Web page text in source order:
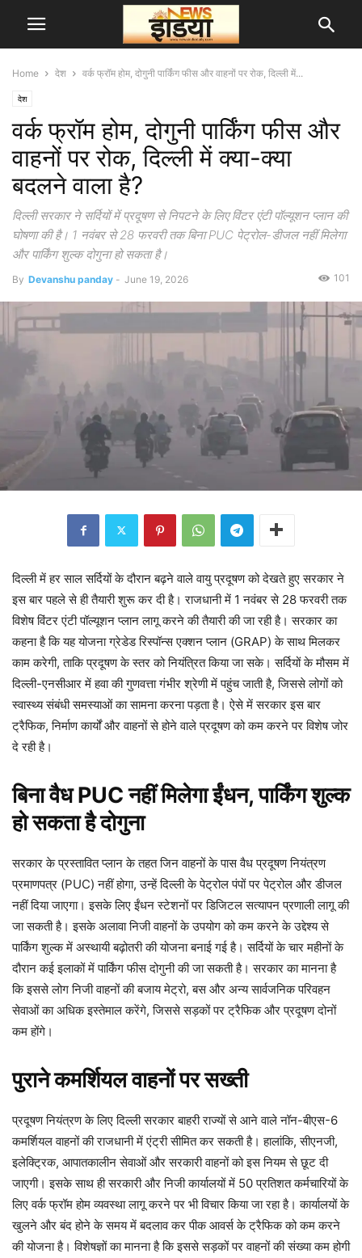
Home देश वर्क फ्रॉम होम, दोगुनी पार्किंग फीस और वाहनों पर रोक, दिल्ली में...
देश
वर्क फ्रॉम होम, दोगुनी पार्किंग फीस और
वाहनों पर रोक, दिल्ली में क्या-क्या
बदलने वाला है?
दिल्ली सरकार ने सर्दियों में प्रदूषण से निपटने के लिए विंटर एंटी पॉल्यूशन प्लान की
घोषणा की है। 1 नवंबर से 28 फरवरी तक बिना PUC पेट्रोल-डीजल नहीं मिलेगा
और पार्किंग शुल्क दोगुना हो सकता है।
By Devanshu panday - June 19, 2026 101
दिल्ली में हर साल सर्दियों के दौरान बढ़ने वाले वायु प्रदूषण को देखते हुए सरकार ने
इस बार पहले से ही तैयारी शुरू कर दी है। राजधानी में 1 नवंबर से 28 फरवरी तक
विशेष विंटर एंटी पॉल्यूशन प्लान लागू करने की तैयारी की जा रही है। सरकार का
कहना है कि यह योजना ग्रेडेड रिस्पॉन्स एक्शन प्लान (GRAP) के साथ मिलकर
काम करेगी, ताकि प्रदूषण के स्तर को नियंत्रित किया जा सके। सर्दियों के मौसम में
दिल्ली-एनसीआर में हवा की गुणवत्ता गंभीर श्रेणी में पहुंच जाती है, जिससे लोगों को
स्वास्थ्य संबंधी समस्याओं का सामना करना पड़ता है। ऐसे में सरकार इस बार
ट्रैफिक, निर्माण कार्यों और वाहनों से होने वाले प्रदूषण को कम करने पर विशेष जोर
दे रही है।
बिना वैध PUC नहीं मिलेगा ईंधन, पार्किंग शुल्क
हो सकता है दोगुना
सरकार के प्रस्तावित प्लान के तहत जिन वाहनों के पास वैध प्रदूषण नियंत्रण
प्रमाणपत्र (PUC) नहीं होगा, उन्हें दिल्ली के पेट्रोल पंपों पर पेट्रोल और डीजल
नहीं दिया जाएगा। इसके लिए ईंधन स्टेशनों पर डिजिटल सत्यापन प्रणाली लागू की
जा सकती है। इसके अलावा निजी वाहनों के उपयोग को कम करने के उद्देश्य से
पार्किंग शुल्क में अस्थायी बढ़ोतरी की योजना बनाई गई है। सर्दियों के चार महीनों के
दौरान कई इलाकों में पार्किंग फीस दोगुनी की जा सकती है। सरकार का मानना है
कि इससे लोग निजी वाहनों की बजाय मेट्रो, बस और अन्य सार्वजनिक परिवहन
सेवाओं का अधिक इस्तेमाल करेंगे, जिससे सड़कों पर ट्रैफिक और प्रदूषण दोनों
कम होंगे।
पुराने कमर्शियल वाहनों पर सख्ती
प्रदूषण नियंत्रण के लिए दिल्ली सरकार बाहरी राज्यों से आने वाले नॉन-बीएस-6
कमर्शियल वाहनों की राजधानी में एंट्री सीमित कर सकती है। हालांकि, सीएनजी,
इलेक्ट्रिक, आपातकालीन सेवाओं और सरकारी वाहनों को इस नियम से छूट दी
जाएगी। इसके साथ ही सरकारी और निजी कार्यालयों में 50 प्रतिशत कर्मचारियों के
लिए वर्क फ्रॉम होम व्यवस्था लागू करने पर भी विचार किया जा रहा है। कार्यालयों के
खुलने और बंद होने के समय में बदलाव कर पीक आवर्स के ट्रैफिक को कम करने
की योजना है। विशेषज्ञों का मानना है कि इससे सड़कों पर वाहनों की संख्या कम होगी